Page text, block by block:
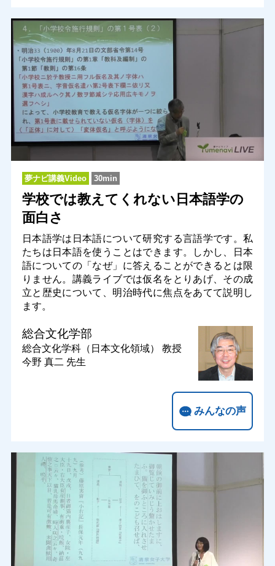
夢ナビ講義Video 30min
学校では教えてくれない日本語学の
面白さ
日本語学は日本語について研究する言語学です。私
たちは日本語を使うことはできます。しかし、日本
語についての「なぜ」に答えることができるとは限
りません。講義ライブでは仮名をとりあげ、その成
立と歴史について、明治時代に焦点をあてて説明し
ます。
総合文化学部
総合文化学科（日本文化領域） 教授
今野 真二 先生
みんなの声